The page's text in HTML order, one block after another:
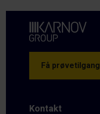
Få prøvetilgang
Kontakt